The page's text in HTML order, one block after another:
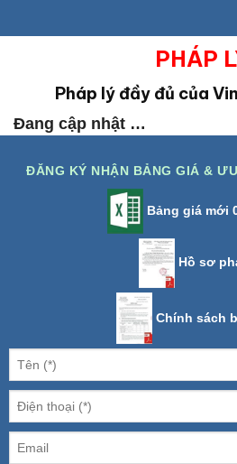
PHÁP
Pháp lý đầy đủ của
Đang cập nhật …
ĐĂNG KÝ NHẬN BẢNG GIÁ &
Bảng giá mới
Hồ sơ
Chính sách